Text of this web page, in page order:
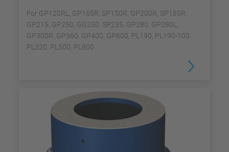
For GP120RL, GP165R, SP150R, GP200R, SP185R,
GP215, GP250, GG250, SP235, GP280, GP280L,
GP300R, GP360, GP400, GP600, PL190, PL190-100,
PL320, PL500, PL800